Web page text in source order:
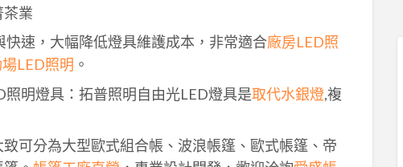
業
速，大幅降低燈具維護成本，非常適合廠房LED照
LED照明 。
明燈具：拓普照明自由光LED燈具是取代水銀燈,複
可分為大型歐式組合帳、波浪帳篷、歐式帳篷、帝